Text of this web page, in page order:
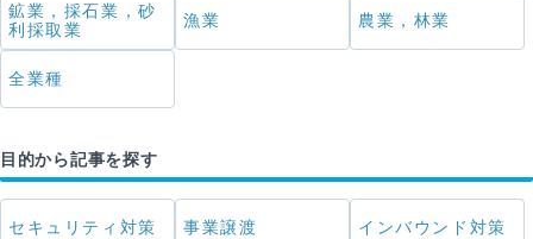
鉱業，採石業，砂
利採取業
漁業 農業，林業
全業種
目的から記事を探す
セキュリティ対策 事業譲渡 インバウンド対策